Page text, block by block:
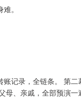
。
记录，全链条。 第
、亲戚，全部预演一